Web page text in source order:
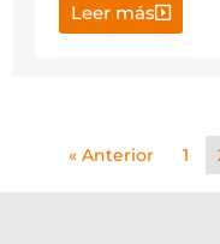
Leer más
« Anterior 1